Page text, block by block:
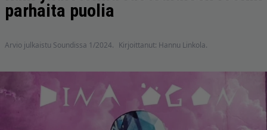
parhaita puolia
Arvio julkaistu Soundissa 1/2024. Kirjoittanut: Hannu Linkola.